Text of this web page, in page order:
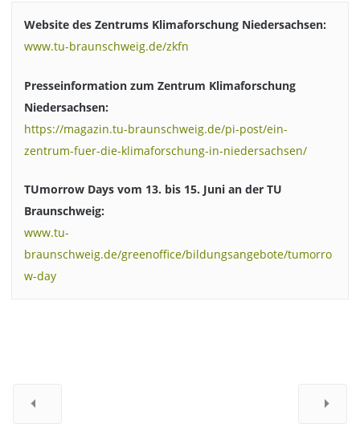
Website des Zentrums Klimaforschung Niedersachsen:
www.tu-braunschweig.de/zkfn
Presseinformation zum Zentrum Klimaforschung
Niedersachsen:
https://magazin.tu-braunschweig.de/pi-post/ein-
zentrum-fuer-die-klimaforschung-in-niedersachsen/
TUmorrow Days vom 13. bis 15. Juni an der TU
Braunschweig:
www.tu-
braunschweig.de/greenoffice/bildungsangebote/tumorro
w-day